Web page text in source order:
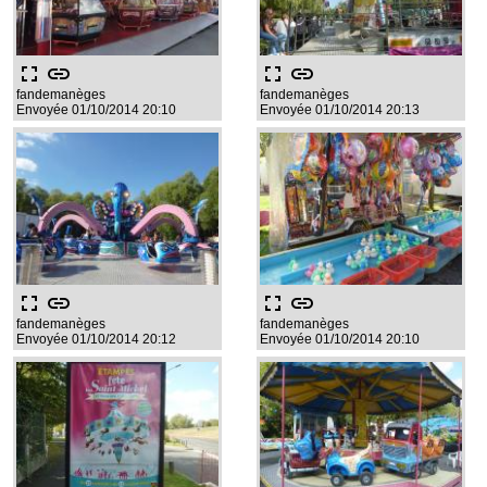
fullscreen link
fandemanèges
Envoyée 01/10/2014 20:10
fullscreen link
fandemanèges
Envoyée 01/10/2014 20:13
fullscreen link
fandemanèges
Envoyée 01/10/2014 20:12
fullscreen link
fandemanèges
Envoyée 01/10/2014 20:10